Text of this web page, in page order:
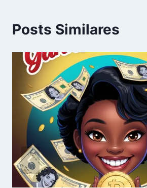
Posts Similares